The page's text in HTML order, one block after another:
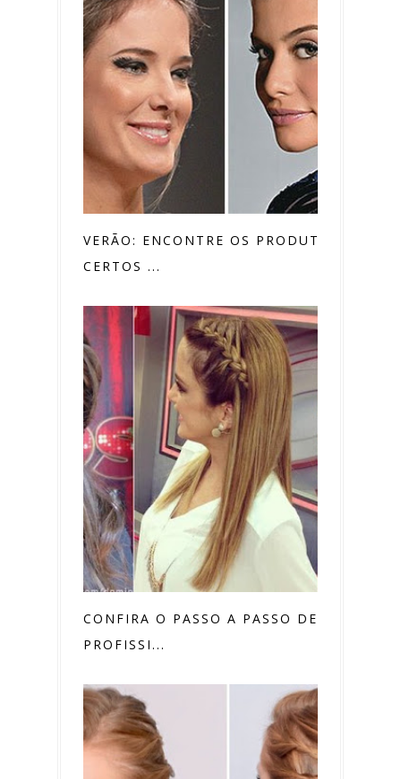
VERÃO: ENCONTRE OS PRODUTOS
CERTOS ...
CONFIRA O PASSO A PASSO DE
PROFISSI...